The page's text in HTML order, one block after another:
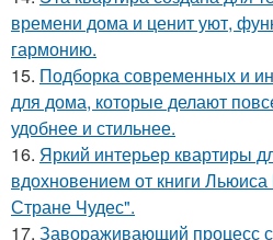
времени дома и ценит уют,
гармонию.
15. Подборка современных и
для дома, которые делают
удобнее и стильнее.
16. Яркий интерьер квартиры
вдохновением от книги
Стране Чудес".
17. Завораживающий процесс